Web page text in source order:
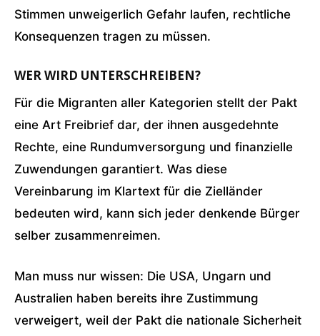
Stimmen unweigerlich Gefahr laufen, rechtliche
Konsequenzen tragen zu müssen.
WER WIRD UNTERSCHREIBEN?
Für die Migranten aller Kategorien stellt der Pakt
eine Art Freibrief dar, der ihnen ausgedehnte
Rechte, eine Rundumversorgung und finanzielle
Zuwendungen garantiert. Was diese
Vereinbarung im Klartext für die Zielländer
bedeuten wird, kann sich jeder denkende Bürger
selber zusammenreimen.
Man muss nur wissen: Die USA, Ungarn und
Australien haben bereits ihre Zustimmung
verweigert, weil der Pakt die nationale Sicherheit